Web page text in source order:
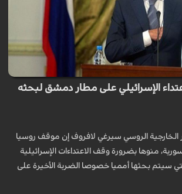
الإسرائيلي على مطار دمشق لبحثه
الخارجية الروسي سيرغي لافروف إن موقف روسيا
منوها بضرورة وقف الاعتداءات الإسرائيلية
سيتم بحثها أمميا خصوصا الضربة الأخيرة على